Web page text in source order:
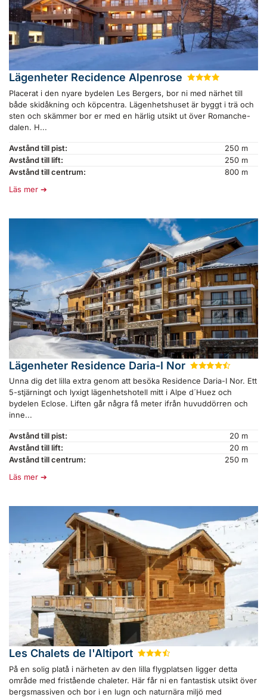
Lägenheter Recidence Alpenrose ★★★
Placerat i den nyare bydelen Les Bergers, bor ni med närhet till
både skidåkning och köpcentra. Lägenhetshuset är byggt i trä och
sten och skämmer bor er med en härlig utsikt ut över Romanche-
dalen. H...
Avstånd till pist:
250 m
Avstånd till lift:
250 m
Avstånd till centrum:
800 m
Läs mer
Lägenheter Residence Daria-I Nor ★★★★
Unna dig det lilla extra genom att besöka Residence Daria-I Nor. Ett
5-stjärningt och lyxigt lägenhetshotell mitt i Alpe d´Huez och
bydelen Eclose. Liften går några få meter ifrån huvuddörren och
inne...
Avstånd till pist:
20 m
Avstånd till lift:
20 m
Avstånd till centrum:
250 m
Läs mer
Les Chalets de l'Altiport ★★★
På en solig platå i närheten av den lilla flygplatsen ligger detta
område med fristående chaleter. Här får ni en fantastisk utsikt över
bergsmassiven och bor i en lugn och naturnära miljö med